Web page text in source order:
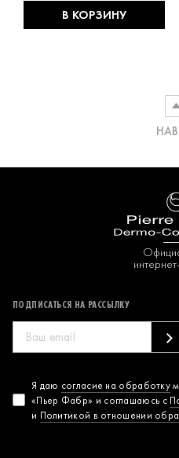
В КОРЗИНУ
ПОДПИСАТЬСЯ НА РАССЫЛКУ
Согласие на
обработку
персональных
Я даю согласие на обработку
«Пьер Фабр» и соглашаюсь с
и Политикой в отношении